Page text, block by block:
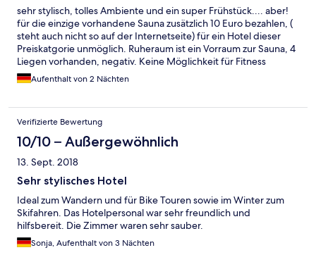
sehr stylisch, tolles Ambiente und ein super Frühstück.... aber!
für die einzige vorhandene Sauna zusätzlich 10 Euro bezahlen, (
steht auch nicht so auf der Internetseite) für ein Hotel dieser
Preiskatgorie unmöglich. Ruheraum ist ein Vorraum zur Sauna, 4
Liegen vorhanden, negativ. Keine Möglichkeit für Fitness
geboten. Zimmer zur Hauptstraße auch nachts mega laut -
negativ
Aufenthalt von 2 Nächten
Verifizierte Bewertung
10/10 – Außergewöhnlich
13. Sept. 2018
Sehr stylisches Hotel
Ideal zum Wandern und für Bike Touren sowie im Winter zum
Skifahren. Das Hotelpersonal war sehr freundlich und
hilfsbereit. Die Zimmer waren sehr sauber.
Sonja, Aufenthalt von 3 Nächten